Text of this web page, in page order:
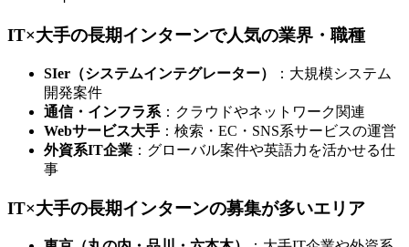
IT×大手の長期インターンで人気の業界・職種
SIer（システムインテグレーター）
：大規模システム
開発案件
通信・インフラ系 ：クラウドやネットワーク関連
Webサービス大手 ：検索・EC・SNS系サービスの運営
外資系IT企業 ：グローバル案件や英語力を活かせる仕
事
IT×大手の長期インターンの募集が多いエリア